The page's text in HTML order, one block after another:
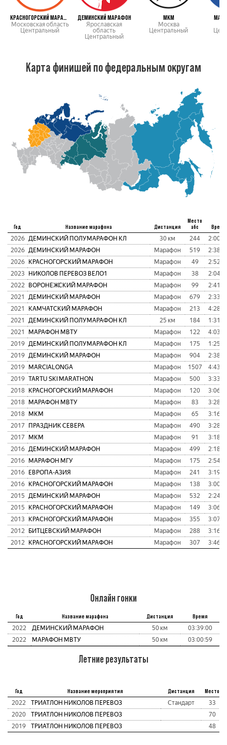
КРАСНОГОРСКИЙ МАРАФОН
Московская область
Центральный
ДЕМИНСКИЙ МАРАФОН
Ярославская
область
Центральный
МКМ
Москва
Центральный
Карта финишей по федеральным округам
Год Название марафона Дистанция
Место
абс
Время
2026 ДЕМИНСКИЙ ПОЛУМАРАФОН КЛ 30 км 244
2026 ДЕМИНСКИЙ МАРАФОН Марафон 519
2026
КРАСНОГОРСКИЙ МАРАФОН Марафон 49
2023
НИКОЛОВ ПЕРЕВОЗ ВЕЛО1 Марафон 38
2022
ВОРОНЕЖСКИЙ МАРАФОН Марафон 99
2021
ДЕМИНСКИЙ МАРАФОН Марафон 679
2021
КАМЧАТСКИЙ МАРАФОН Марафон 213
2021
ДЕМИНСКИЙ ПОЛУМАРАФОН КЛ 25 км 184
2021
МАРАФОН МВТУ Марафон 122
2019 ДЕМИНСКИЙ ПОЛУМАРАФОН КЛ Марафон 175
2019 ДЕМИНСКИЙ МАРАФОН Марафон 904
2019
MARCIALONGA Марафон 1507
2019 TARTU SKI MARATHON Марафон 500
2018
КРАСНОГОРСКИЙ МАРАФОН Марафон 120
2018
МАРАФОН МВТУ Марафон 83
2018
МКМ Марафон 65
2017
ПРАЗДНИК СЕВЕРА Марафон 490
2017
МКМ Марафон 91
2016 ДЕМИНСКИЙ МАРАФОН Марафон 499
2016
МАРАФОН МГУ Марафон 175
2016
ЕВРОПА-АЗИЯ Марафон 241
2016
КРАСНОГОРСКИЙ МАРАФОН Марафон 138
2015 ДЕМИНСКИЙ МАРАФОН Марафон 532
2015
КРАСНОГОРСКИЙ МАРАФОН Марафон 149
2013
КРАСНОГОРСКИЙ МАРАФОН Марафон 355
2012
БИТЦЕВСКИЙ МАРАФОН Марафон 288
2012
КРАСНОГОРСКИЙ МАРАФОН Марафон 307
Онлайн гонки
Год Название марафона Дистанция Время
2022 ДЕМИНСКИЙ МАРАФОН 50 км
03:39:00
2022
МАРАФОН МВТУ 50 км 03:00:59
Летние результаты
Год Название мероприятия Дистанция Место
2022 ТРИАТЛОН НИКОЛОВ ПЕРЕВОЗ Стандарт
33
2020
ТРИАТЛОН НИКОЛОВ ПЕРЕВОЗ
70
2019
ТРИАТЛОН НИКОЛОВ ПЕРЕВОЗ 48